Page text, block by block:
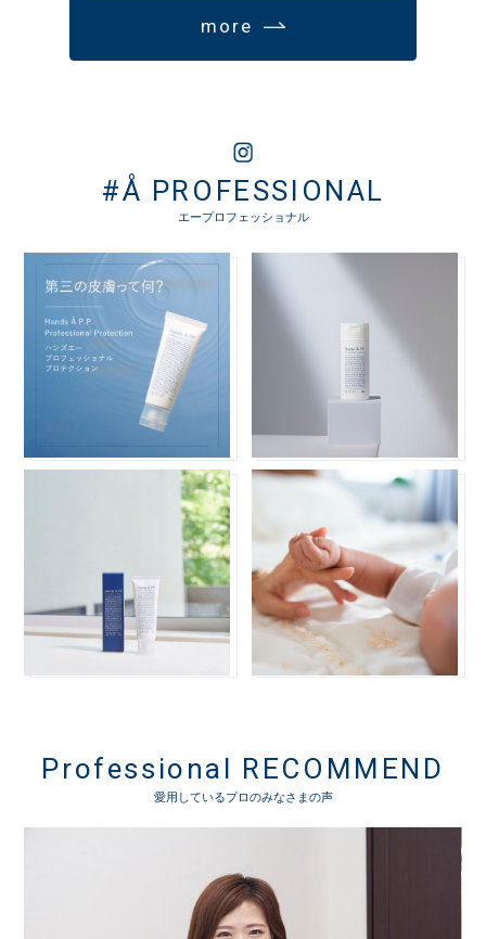
more
#Å PROFESSIONAL
エープロフェッショナル
Professional RECOMMEND
愛用しているプロのみなさまの声